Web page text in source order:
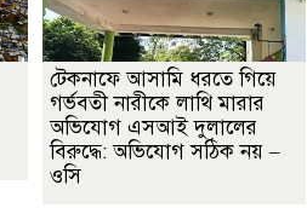
টেকনাফে আসামি ধরতে গিয়ে
গর্ভবতী নারীকে লাথি মারার
অভিযোগ এসআই দুলালের
বিরুদ্ধে: অভিযোগ সঠিক নয় –
ওসি